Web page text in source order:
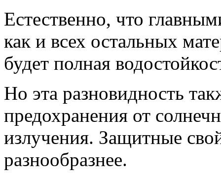
Естественно, что
как и всех остальных
будет полная
Но эта разновидность
предохранения от
излучения. Защитные
разнообразнее.